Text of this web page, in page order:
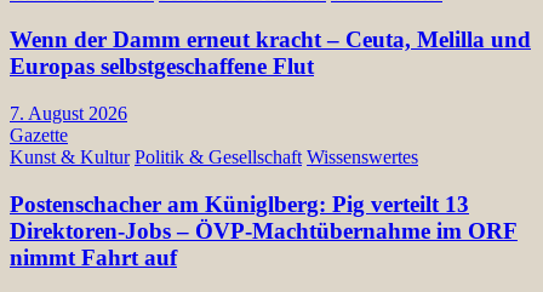
Wenn der Damm erneut kracht – Ceuta, Melilla und
Europas selbstgeschaffene Flut
7. August 2026
Gazette
Kunst & Kultur Politik & Gesellschaft Wissenswertes
Postenschacher am Küniglberg: Pig verteilt 13
Direktoren-Jobs – ÖVP-Machtübernahme im ORF
nimmt Fahrt auf